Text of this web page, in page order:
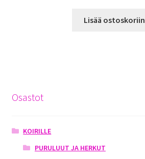
Lisää ostoskoriin
Osastot
KOIRILLE
PURULUUT JA HERKUT